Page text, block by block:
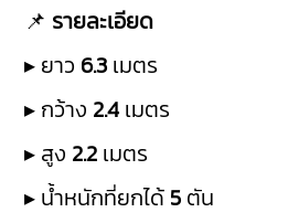
📌 รายละเอียด
▸ ยาว 6.3 เมตร
▸ กว้าง 2.4 เมตร
▸ สูง 2.2 เมตร
▸ น้ำหนักที่ยกได้ 5 ตัน